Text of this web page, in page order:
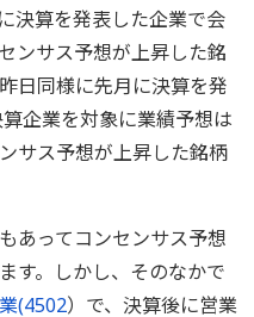
決算を発表した企業で会
ンサス予想が上昇した銘
日同様に先月に決算を発
企業を対象に業績予想は
サス予想が上昇した銘柄
あってコンセンサス予想
す。しかし、そのなかで
(4502）で、決算後に営業